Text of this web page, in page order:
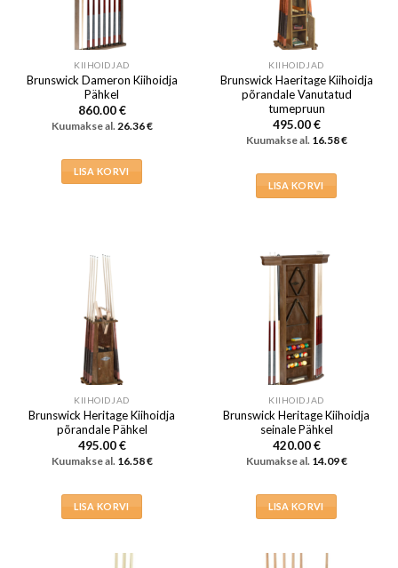
KIIHOIDJAD
Brunswick Dameron Kiihoidja
Pähkel
860.00€
Kuumakse al. 26.36€
LISA KORVI
KIIHOIDJAD
Brunswick Haeritage Kiihoidja
põrandale Vanutatud
tumepruun
495.00€
Kuumakse al. 16.58€
LISA KORVI
KIIHOIDJAD
Brunswick Heritage Kiihoidja
põrandale Pähkel
495.00€
Kuumakse al. 16.58€
LISA KORVI
KIIHOIDJAD
Brunswick Heritage Kiihoidja
seinale Pähkel
420.00€
Kuumakse al. 14.09€
LISA KORVI